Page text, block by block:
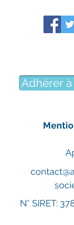
Association
Adhérer
N° SIRET: